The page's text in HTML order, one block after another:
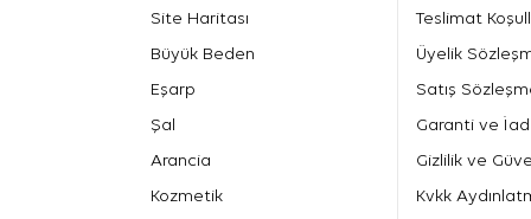
Site Haritası
Büyük Beden
Eşarp
Şal
Arancia
Kozmetik
Teslimat
Üyelik
Satış
Garanti ve
Gizlilik ve
Kvkk